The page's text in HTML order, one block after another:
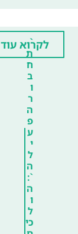
`
ת
ח
ב
ו
ר
ה
פ
ע
י
ל
ה
`:
ה
ו
ל
כי
לקרוא עוד